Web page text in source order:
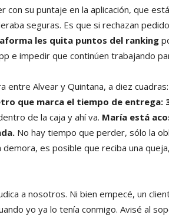
con su puntaje en la aplicación, que
seguras. Es que si rechazan
les quita puntos del ranking
e impedir que continúen trabajando
entre Alvear y Quintana, a diez
que marca el tiempo de entrega:
de la caja y ahí va. María está
No hay tiempo que perder, sólo la
demora, es posible que reciba una
a nosotros. Ni bien empecé, un
yo ya lo tenía conmigo. Avisé al